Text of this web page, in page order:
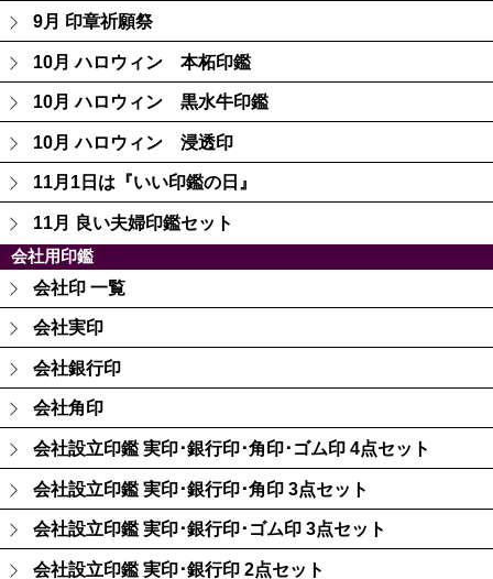
9月 印章祈願祭
10月 ハロウィン 本柘印鑑
10月 ハロウィン 黒水牛印鑑
10月 ハロウィン 浸透印
11月1日は『いい印鑑の日』
11月 良い夫婦印鑑セット
会社用印鑑
会社印 一覧
会社実印
会社銀行印
会社角印
会社設立印鑑 実印･銀行印･角印･ゴム印 4点セット
会社設立印鑑 実印･銀行印･角印 3点セット
会社設立印鑑 実印･銀行印･ゴム印 3点セット
会社設立印鑑 実印･銀行印 2点セット